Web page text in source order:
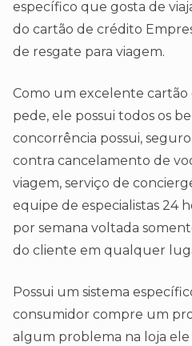
específico que gosta de
do cartão de crédito
de resgate para viagem.
Como um excelente cartão
pede, ele possui todos os
concorrência possui,
contra cancelamento de
viagem, serviço de
equipe de especialistas 24
por semana voltada
do cliente em qualquer
Possui um sistema
consumidor compre um
algum problema na loja ele